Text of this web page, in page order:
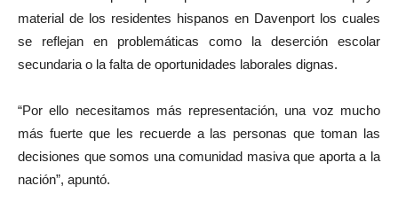
material de los residentes hispanos en Davenport los cuales
se reflejan en problemáticas como la deserción escolar
secundaria o la falta de oportunidades laborales dignas.
“Por ello necesitamos más representación, una voz mucho
más fuerte que les recuerde a las personas que toman las
decisiones que somos una comunidad masiva que aporta a la
nación”, apuntó.